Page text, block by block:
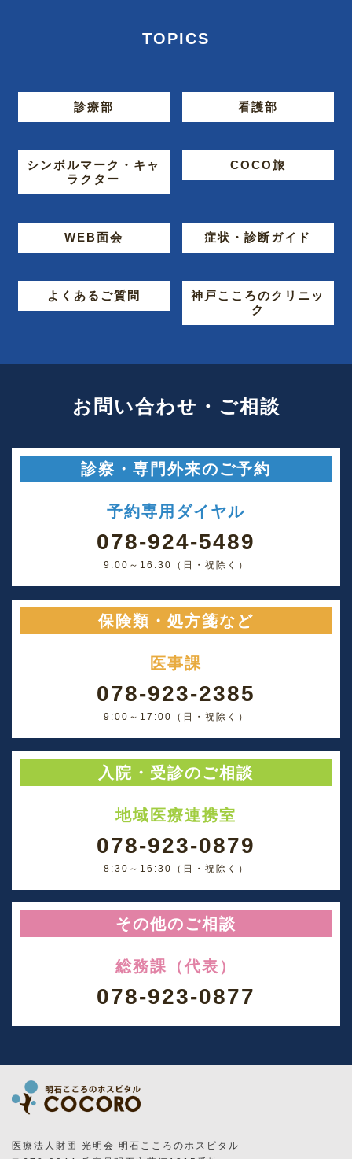
TOPICS
診療部 看護部
シンボルマーク・キャ
ラクター
COCO旅
WEB面会 症状・診断ガイド
よくあるご質問
神戸こころのクリニッ
ク
お問い合わせ・ご相談
診察・専門外来のご予約
予約専用ダイヤル
078-924-5489
9:00～16:30（日・祝除く）
保険類・処方箋など
医事課
078-923-2385
9:00～17:00（日・祝除く）
入院・受診のご相談
地域医療連携室
078-923-0879
8:30～16:30（日・祝除く）
その他のご相談
総務課（代表）
078-923-0877
医療法人財団 光明会 明石こころのホスピタル